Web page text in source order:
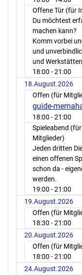
Offene Tür (für
Du möchtest
machen kann?
Komm vorbei
und
und
18:00 - 21:00
18.August.2026
Offen (für
guide-
18:00 - 21:00
Spieleabend
Mitglieder)
Jeden dritten
einen offenen
schon da -
werden.
19:00 - 21:00
19.August.2026
Offen (für
18:30 - 21:00
20.August.2026
Offen (für
18:00 - 21:00
24.August.2026